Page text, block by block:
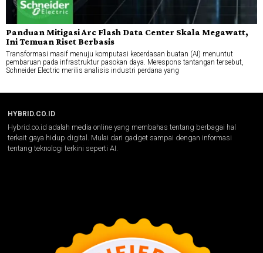
Panduan Mitigasi Arc Flash Data Center Skala Megawatt,
Ini Temuan Riset Berbasis
Transformasi masif menuju komputasi kecerdasan buatan (AI) menuntut
pembaruan pada infrastruktur pasokan daya. Merespons tantangan tersebut,
Schneider Electric merilis analisis industri perdana yang
HYBRID.CO.ID
Hybrid.co.id adalah media online yang membahas tentang berbagai hal
terkait gaya hidup digital. Mulai dari gadget sampai dengan informasi
tentang teknologi terkini seperti AI.